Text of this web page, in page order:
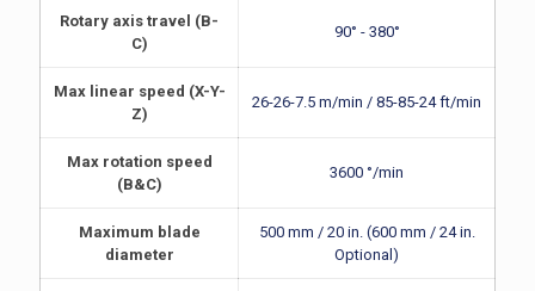
Rotary axis travel (B-
C)
90° - 380°
Max linear speed (X-Y-
Z)
26-26-7.5 m/min / 85-85-24 ft/min
Max rotation speed
(B&C)
3600 °/min
Maximum blade
diameter
500 mm / 20 in. (600 mm / 24 in.
Optional)